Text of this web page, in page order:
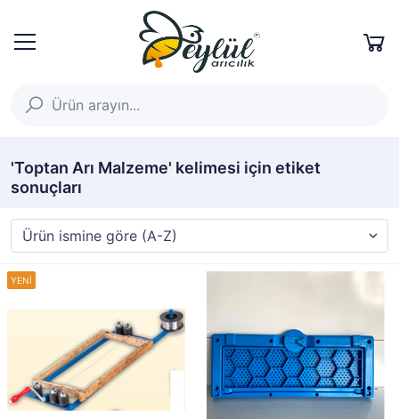
'Toptan Arı Malzeme' kelimesi için etiket
sonuçları